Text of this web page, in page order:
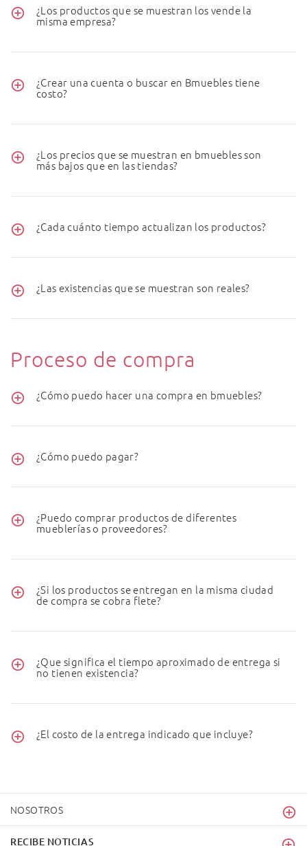
¿Los productos que se muestran los vende la
misma empresa?
¿Crear una cuenta o buscar en Bmuebles tiene
costo?
¿Los precios que se muestran en bmuebles son
más bajos que en las tiendas?
¿Cada cuánto tiempo actualizan los productos?
¿Las existencias que se muestran son reales?
Proceso de compra
¿Cómo puedo hacer una compra en bmuebles?
¿Cómo puedo pagar?
¿Puedo comprar productos de diferentes
mueblerías o proveedores?
¿Si los productos se entregan en la misma ciudad
de compra se cobra flete?
¿Que significa el tiempo aproximado de entrega si
no tienen existencia?
¿El costo de la entrega indicado que incluye?
NOSOTROS
RECIBE NOTICIAS